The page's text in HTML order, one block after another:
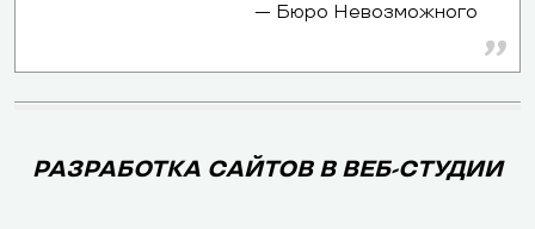
Частично
готовых
500+ 400+
Бюро Невозможного
РАЗРАБОТКА САЙТОВ В ВЕБ-СТУДИИ